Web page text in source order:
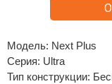
Модель: Next Plus
Серия: Ultra
Тип конструкции: